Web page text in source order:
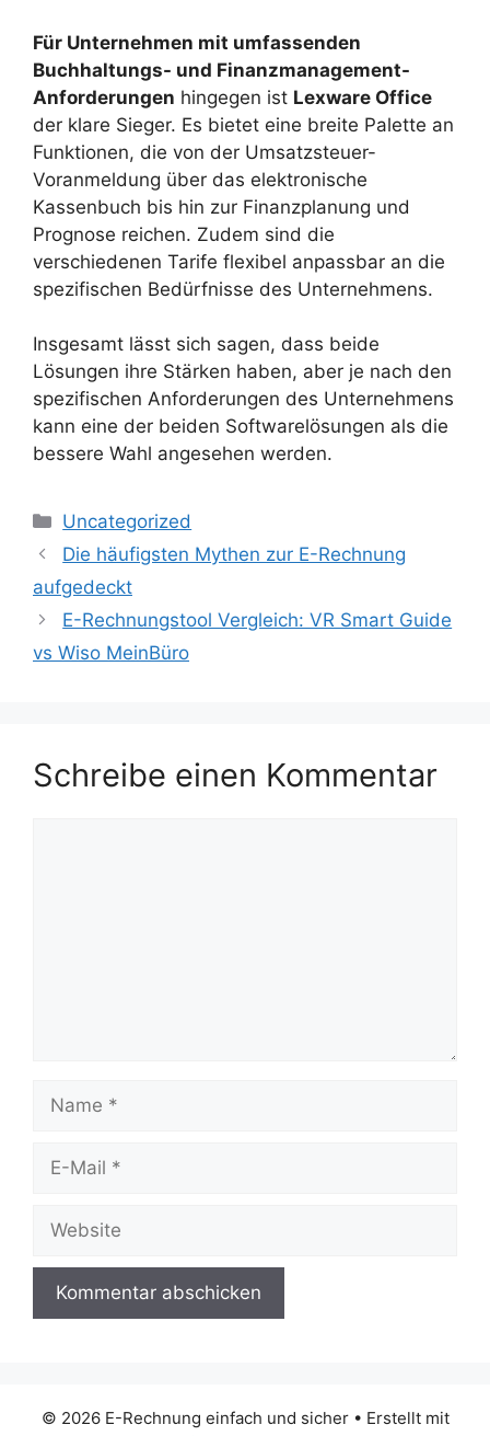
Für Unternehmen mit umfassenden
Buchhaltungs- und Finanzmanagement-
Anforderungen hingegen ist Lexware Office
der klare Sieger. Es bietet eine breite Palette an
Funktionen, die von der Umsatzsteuer-
Voranmeldung über das elektronische
Kassenbuch bis hin zur Finanzplanung und
Prognose reichen. Zudem sind die
verschiedenen Tarife flexibel anpassbar an die
spezifischen Bedürfnisse des Unternehmens.
Insgesamt lässt sich sagen, dass beide
Lösungen ihre Stärken haben, aber je nach den
spezifischen Anforderungen des Unternehmens
kann eine der beiden Softwarelösungen als die
bessere Wahl angesehen werden.
Kategorien
Uncategorized
Die häufigsten Mythen zur E-Rechnung
aufgedeckt
E-Rechnungstool Vergleich: VR Smart Guide
vs Wiso MeinBüro
Schreibe einen Kommentar
Name
Website
© 2026 E-Rechnung einfach und sicher• Erstellt mit